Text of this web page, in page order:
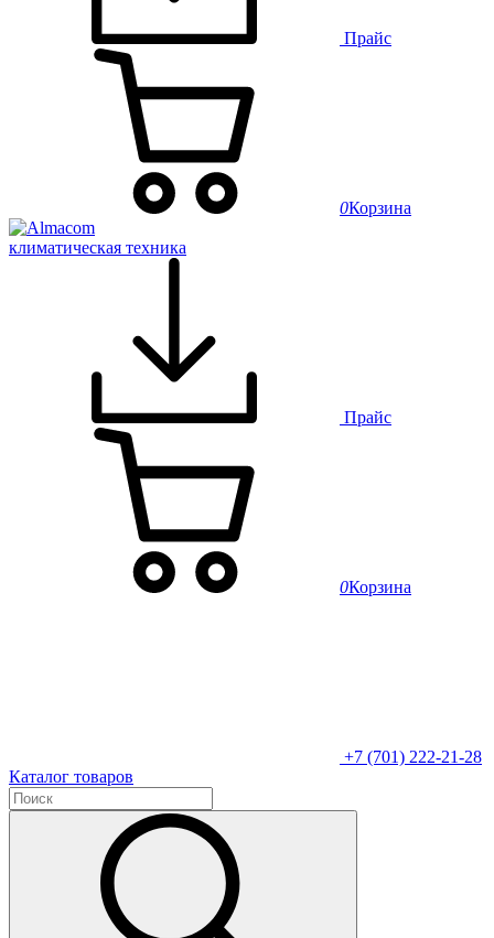
Прайс
0Корзина
климатическая техника
Прайс
0Корзина
+7 (701) 222-21-28
Каталог товаров